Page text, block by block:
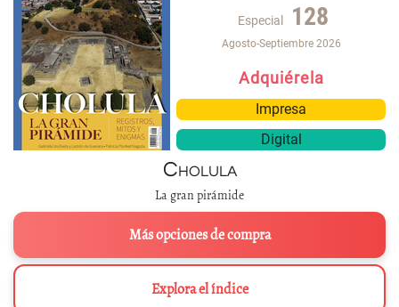
Especial 128
Agosto-Septiembre 2026
Adquiérela
Impresa
Digital
Cholula
La gran pirámide
Más opciones de compra
Explora el índice